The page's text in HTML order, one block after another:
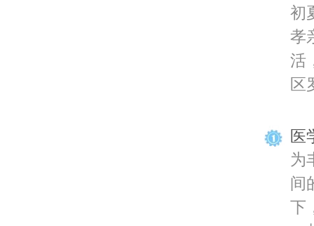
初
孝
活
区
医
为
间
下